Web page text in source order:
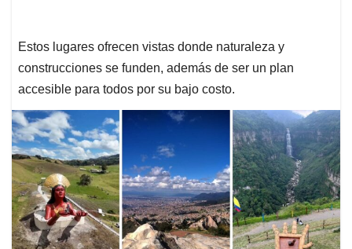
Estos lugares ofrecen vistas donde naturaleza y
construcciones se funden, además de ser un plan
accesible para todos por su bajo costo.